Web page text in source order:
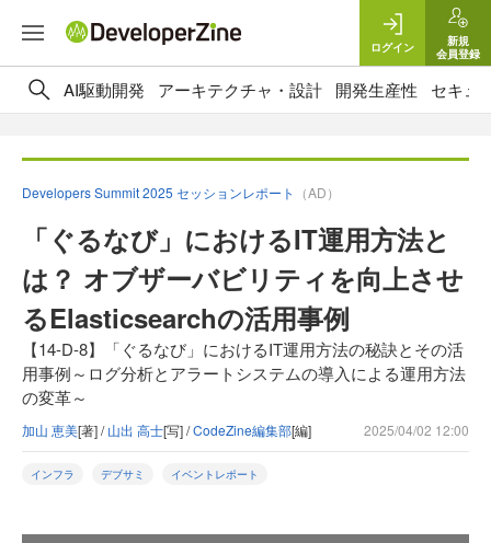
ログイン
新規
会員登録
AI駆動開発 アーキテクチャ・設計 開発生産性 セキュ
Developers Summit 2025 セッションレポート （AD）
「ぐるなび」におけるIT運用方法と
は？ オブザーバビリティを向上させ
るElasticsearchの活用事例
【14-D-8】「ぐるなび」におけるIT運用方法の秘訣とその活
用事例～ログ分析とアラートシステムの導入による運用方法
の変革～
加山 恵美[著] /山出 高士[写] /CodeZine編集部[編] 2025/04/02 12:00
インフラ デブサミ イベントレポート